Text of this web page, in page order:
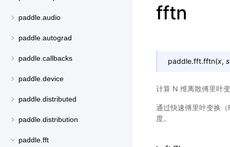
paddle.audio
paddle.autograd
paddle.callbacks
paddle.device
paddle.distributed
paddle.distribution
paddle.fft
fftn
paddle.fft.fftn(x, s
计算 N 维离散傅里叶
通过快速傅里叶变换
度。